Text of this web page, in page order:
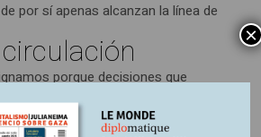
por sí apenas alcanzan la línea de
porque decisiones que
la miseria hayan sido tomadas por
¿Acaso es tan diferente la situación
×